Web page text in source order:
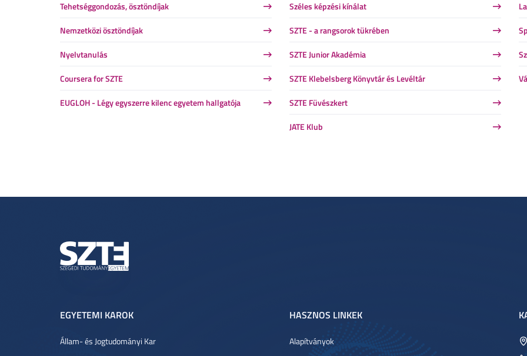
Tehetséggondozás, ösztöndíjak
Nemzetközi ösztöndíjak
Nyelvtanulás
Coursera for SZTE
EUGLOH - Légy egyszerre kilenc egyetem hallgatója
Széles képzési kínálat
SZTE - a rangsorok tükrében
SZTE Junior Akadémia
SZTE Klebelsberg Könyvtár és Levéltár
SZTE Füvészkert
JATE Klub
EGYETEMI KAROK
Állam- és Jogtudományi Kar
HASZNOS LINKEK
Alapítványok